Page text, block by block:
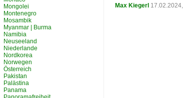
Max Kiegerl
Mongolei
Montenegro
Mosambik
Myanmar | Burma
Namibia
Neuseeland
Niederlande
Nordkorea
Norwegen
Österreich
Pakistan
Palästina
Panama